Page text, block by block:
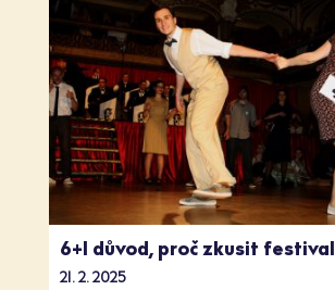
6+1 důvod, proč zkusit festival
21. 2. 2025